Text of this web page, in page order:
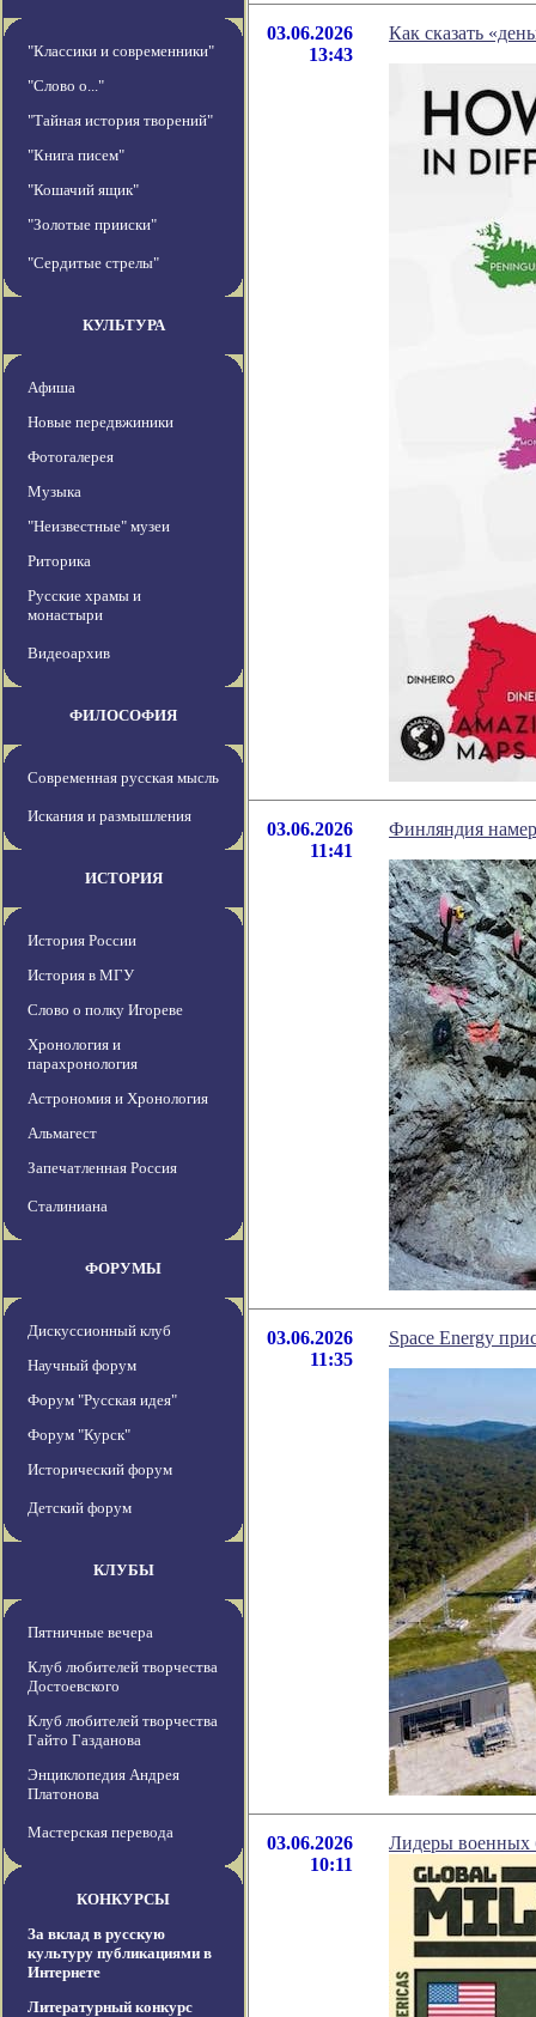
"Классики и современники"
"Слово о..."
"Тайная история творений"
"Книга писем"
"Кошачий ящик"
"Золотые прииски"
"Сердитые стрелы"
КУЛЬТУРА
Афиша
Новые передвжиники
Фотогалерея
Музыка
"Неизвестные" музеи
Риторика
Русские храмы и
монастыри
Видеоархив
ФИЛОСОФИЯ
Современная русская мысль
Искания и размышления
ИСТОРИЯ
История России
История в МГУ
Слово о полку Игореве
Хронология и
парахронология
Астрономия и Хронология
Альмагест
Запечатленная Россия
Сталиниана
ФОРУМЫ
Дискуссионный клуб
Научный форум
Форум "Русская идея"
Форум "Курск"
Исторический форум
Детский форум
КЛУБЫ
Пятничные вечера
Клуб любителей творчества
Достоевского
Клуб любителей творчества
Гайто Газданова
Энциклопедия Андрея
Платонова
Мастерская перевода
КОНКУРСЫ
За вклад в русскую
культуру публикациями в
Интернете
Литературный конкурс
03.06.2026
13:43
Как сказать
03.06.2026
11:41
Финляндия
03.06.2026
11:35
Space Energy
03.06.2026
10:11
Лидеры военных